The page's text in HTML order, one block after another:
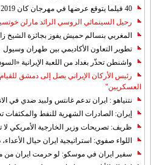
40 فيلما يتوقع عرضها في مهرجان كان 2019
رحيل السينمائي الروسي الرائد مارلن
المغربي بنسالم حميش يفوز بجائزة الشيخ
تطوير التعاون الأكاديمي بين طهران وسيول
واشنطن تحذّر بغداد من اللعبة الإيرانية
رئيس الأركان الإيراني يصل إلى دمشق
العسكريين"
نتنياهو : ايران تدعم غانتس ولبيد ضدي في
إيران: الصادرات الشهریة للنفط والمكثفات تخطت 2.75 مليون
ظريف: تصريحات وزير الخارجية الأمريكي لا
اللواء صفوي: استراتيجية ايران حيال
سفير ايران في موسكو: لو حرمت ايران من